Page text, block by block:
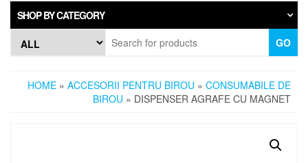
SHOP BY CATEGORY
GO
HOME » ACCESORII PENTRU BIROU » CONSUMABILE DE
BIROU » DISPENSER AGRAFE CU MAGNET